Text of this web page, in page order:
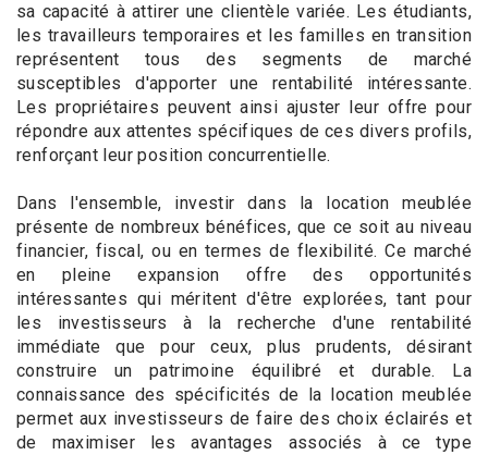
sa capacité à attirer une clientèle variée. Les étudiants,
les travailleurs temporaires et les familles en transition
représentent tous des segments de marché
susceptibles d'apporter une rentabilité intéressante.
Les propriétaires peuvent ainsi ajuster leur offre pour
répondre aux attentes spécifiques de ces divers profils,
renforçant leur position concurrentielle.
Dans l'ensemble, investir dans la location meublée
présente de nombreux bénéfices, que ce soit au niveau
financier, fiscal, ou en termes de flexibilité. Ce marché
en pleine expansion offre des opportunités
intéressantes qui méritent d'être explorées, tant pour
les investisseurs à la recherche d'une rentabilité
immédiate que pour ceux, plus prudents, désirant
construire un patrimoine équilibré et durable. La
connaissance des spécificités de la location meublée
permet aux investisseurs de faire des choix éclairés et
de maximiser les avantages associés à ce type